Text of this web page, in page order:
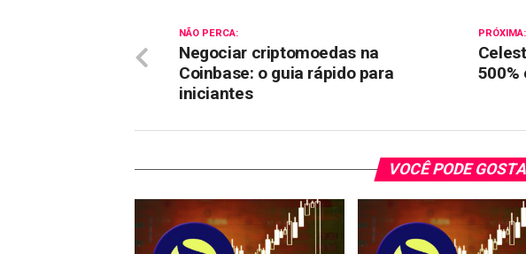
PRÓXIMA:
500%
NÃO PERCA:
Negociar criptomoedas na
Coinbase: o guia rápido para
iniciantes
VOCÊ PODE